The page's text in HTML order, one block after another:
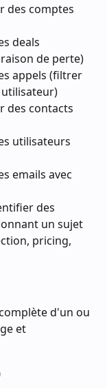
des comptes
deals
de perte)
appels (filtrer
des contacts
utilisateurs
emails avec
des
un sujet
pricing,
d'un ou
et